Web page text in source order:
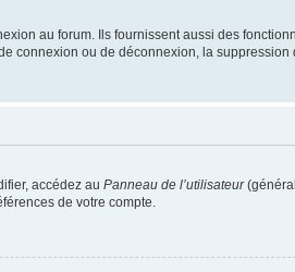
au forum. Ils fournissent aussi des
connexion ou de déconnexion, la
accédez au Panneau de l’utilisateur
de votre compte.